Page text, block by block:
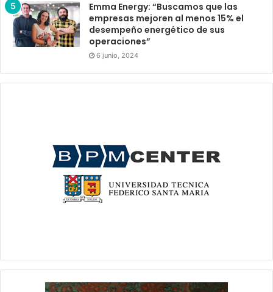
Emma Energy: “Buscamos que las
empresas mejoren al menos 15% el
desempeño energético de sus
operaciones”
6 junio, 2024